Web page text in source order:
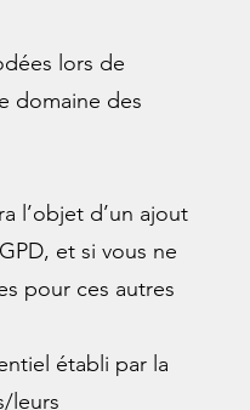
lors de
domaine des
l’objet d’un ajout
et si vous ne
pour ces autres
établi par la
leurs